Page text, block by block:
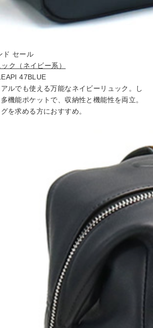
ド セール
ク（ネイビー系）
47BLUE
ルでも使える万能なネイビーリュック。し
機能ポケットで、収納性と機能性を両立。
を求める方におすすめ。